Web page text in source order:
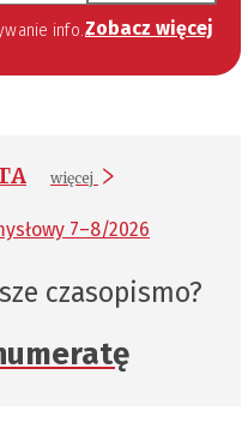
r. poz. 1204). Zgoda jest dobrowolna, jednak jej wyrażenie jest konieczne, aby otrzymywać newsletter. Zobacz więcej
więcej
czasopismo?